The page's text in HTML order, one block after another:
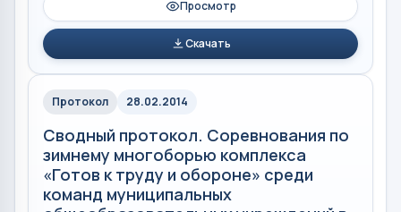
Просмотр
Скачать
Протокол 28.02.2014
Сводный протокол. Соревнования по
зимнему многоборью комплекса
«Готов к труду и обороне» среди
команд муниципальных